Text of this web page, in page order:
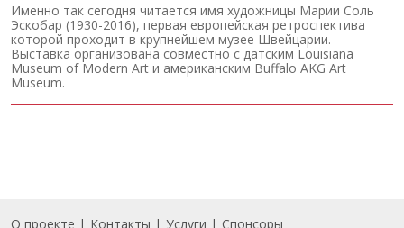
Именно так сегодня читается имя художницы Марии Соль
Эскобар (1930-2016), первая европейская ретроспектива
которой проходит в крупнейшем музее Швейцарии.
Выставка организована совместно с датским Louisiana
Museum of Modern Art и американским Buffalo AKG Art
Museum.
Footer
О проекте Контакты Услуги Спонсоры